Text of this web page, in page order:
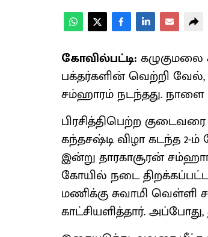
கோவில்பட்டி: கழுகுமலை
பக்தர்களின் வெற்றி
சம்ஹாரம் நடந்தது. நாளை
பிரசித்திபெற்ற
கந்தசஷ்டி விழா கடந்த 2-ம்
இன்று தாரகாசூரன்
கோயில் நடை
மணிக்கு சுவாமி வெள்ளி
காட்சியளித்தார்.